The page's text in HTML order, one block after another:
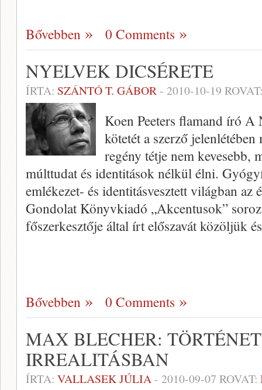
Bővebben 0 Comments
NYELVEK DICSÉRETE
ÍRTA: SZÁNTÓ T. GÁBOR- 2010-10-19
Koen Peeters flamand író
kötetét a szerző
regény tétje nem kevesebb,
múlttudat és identitások nélkül élni.
emlékezet- és identitásvesztett világban az
Gondolat Könyvkiadó „Akcentusok”
főszerkesztője által írt előszavát közöljük
Bővebben 0 Comments
MAX BLECHER:
IRREALITÁSBAN
ÍRTA: VALLASEK JÚLIA- 2010-09-07 ROVAT: